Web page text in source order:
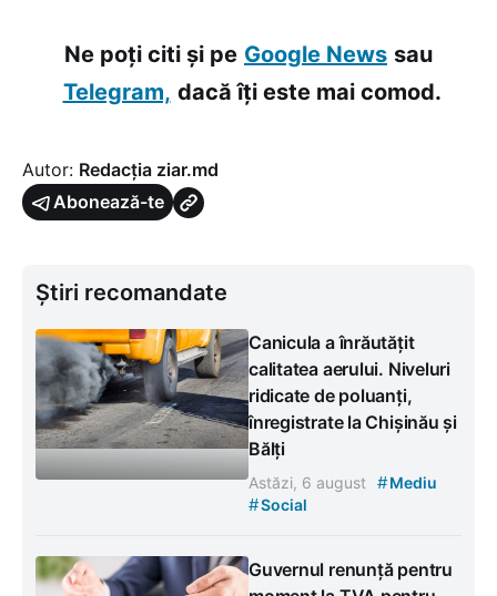
Ne poți citi și pe Google News sau
Telegram, dacă îți este mai comod.
Autor: Redacția ziar.md
Abonează-te
Știri recomandate
Canicula a înrăutățit
calitatea aerului. Niveluri
ridicate de poluanți,
înregistrate la Chișinău și
Bălți
Astăzi, 6 august #Mediu
#Social
Guvernul renunță pentru